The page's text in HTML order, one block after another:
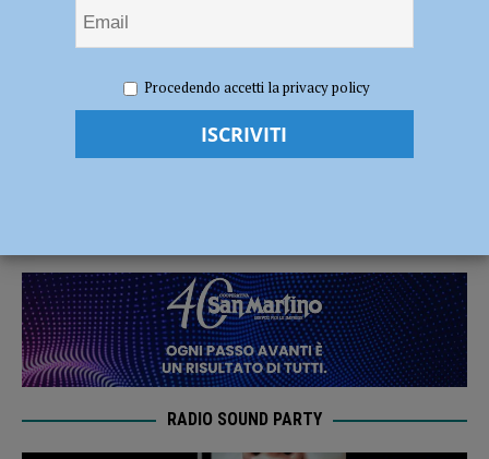
acqua e fuoco: conferenza al Museo Archeologico della Val Tidone
Cielo, terra, acqua e fuoco: conferenza al
RADIO SOUND PARTY
Procedendo accetti la privacy policy